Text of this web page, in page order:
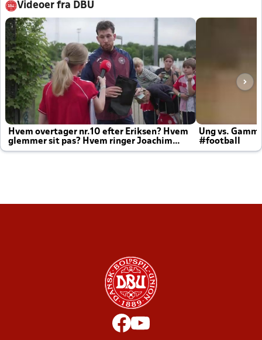
Videoer fra DBU
Hvem overtager nr.10 efter Eriksen? Hvem
glemmer sit pas? Hvem ringer Joachim
altid til efter kampe?
Ung vs.
#football